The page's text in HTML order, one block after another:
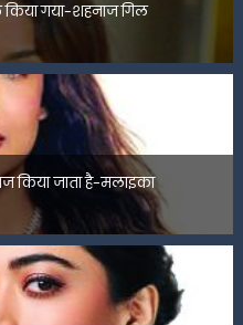
गया-शहनाज गिल
किया जाता है-मलाइका